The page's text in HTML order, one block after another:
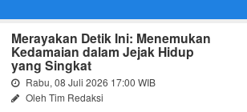
Merayakan Detik Ini: Menemukan
Kedamaian dalam Jejak Hidup
yang Singkat
Rabu, 08 Juli 2026 17:00 WIB
Oleh Tim Redaksi